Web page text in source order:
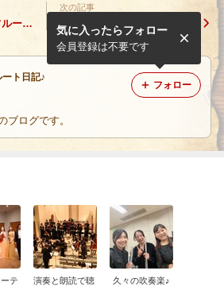
ルート
次の記事
【ご報告】新春バロックコン
サート♪ピンチヒッター
ト日記♪
ブログです。
気に入ったらフォロー
会員登録は不要です
フォロー
テ
演奏と朗読で聴
久々の吹奏楽♪